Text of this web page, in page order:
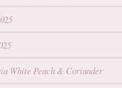
White Peach & Coriander